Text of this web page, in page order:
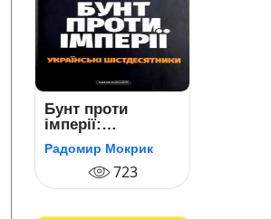
Бунт проти
імперії:
українські
шістдесятники
Радомир Мокрик
723